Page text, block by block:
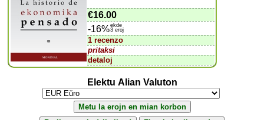
€16.00
-16%ekde
3 eroj
1 recenzo
pritaksi
detaloj
Elektu Alian Valuton